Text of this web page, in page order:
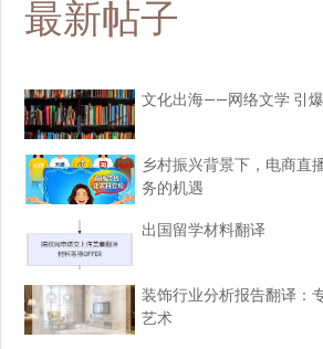
最新帖子
文化出海——网络文学 引
乡村振兴背景下，电商直
务的机遇
出国留学材料翻译
装饰行业分析报告翻译：
艺术